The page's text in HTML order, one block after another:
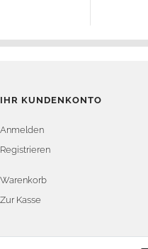
IHR KUNDENKONTO
Anmelden
Registrieren
Warenkorb
Zur Kasse